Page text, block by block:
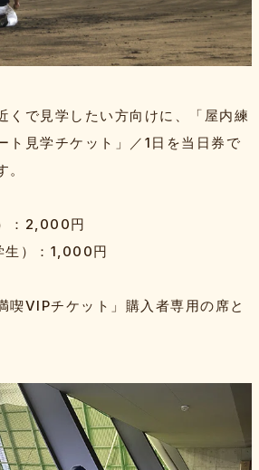
くで見学したい方向けに、「屋内練
ト見学チケット」／1日を当日券で
：2,000円
生）：1,000円
VIPチケット」購入者専用の席と